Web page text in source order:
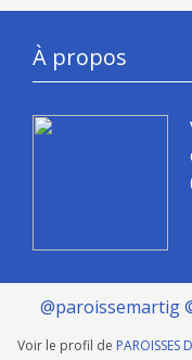
À propos
@paroissemartig
Voir le profil de PAROISSES